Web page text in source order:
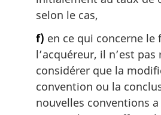
selon le cas,
f) en ce qui concerne le
l’acquéreur, il n’est
considérer que la
convention ou la
nouvelles conventions